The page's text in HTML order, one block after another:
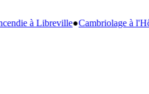
l'Hôtel de Ville de Franceville : l'ex-